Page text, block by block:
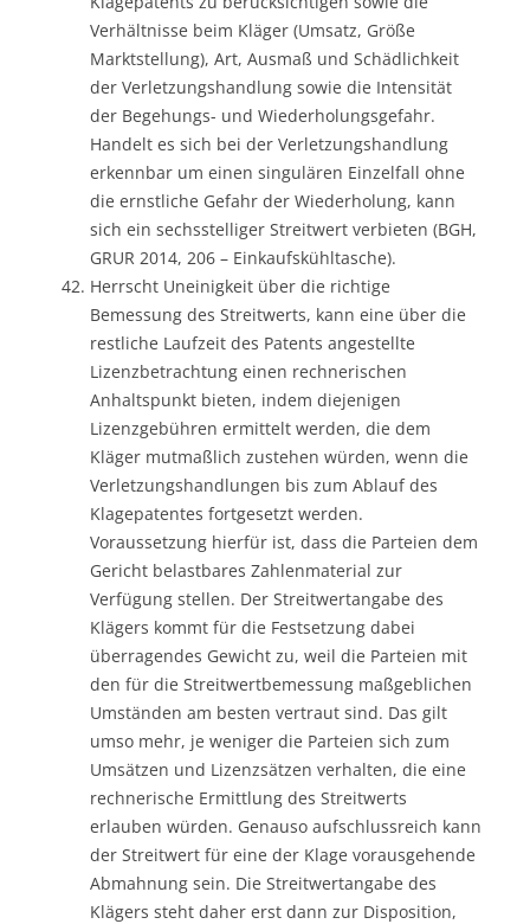
Verhältnisse beim Kläger (Umsatz, Größe
Marktstellung), Art, Ausmaß und Schädlichkeit
der Verletzungshandlung sowie die Intensität
der Begehungs- und Wiederholungsgefahr.
Handelt es sich bei der Verletzungshandlung
erkennbar um einen singulären Einzelfall ohne
die ernstliche Gefahr der Wiederholung, kann
sich ein sechsstelliger Streitwert verbieten (BGH,
GRUR 2014, 206 – Einkaufskühltasche).
Herrscht Uneinigkeit über die richtige
Bemessung des Streitwerts, kann eine über die
restliche Laufzeit des Patents angestellte
Lizenzbetrachtung einen rechnerischen
Anhaltspunkt bieten, indem diejenigen
Lizenzgebühren ermittelt werden, die dem
Kläger mutmaßlich zustehen würden, wenn die
Verletzungshandlungen bis zum Ablauf des
Klagepatentes fortgesetzt werden.
Voraussetzung hierfür ist, dass die Parteien dem
Gericht belastbares Zahlenmaterial zur
Verfügung stellen. Der Streitwertangabe des
Klägers kommt für die Festsetzung dabei
überragendes Gewicht zu, weil die Parteien mit
den für die Streitwertbemessung maßgeblichen
Umständen am besten vertraut sind. Das gilt
umso mehr, je weniger die Parteien sich zum
Umsätzen und Lizenzsätzen verhalten, die eine
rechnerische Ermittlung des Streitwerts
erlauben würden. Genauso aufschlussreich kann
der Streitwert für eine der Klage vorausgehende
Abmahnung sein. Die Streitwertangabe des
Klägers steht daher erst dann zur Disposition,